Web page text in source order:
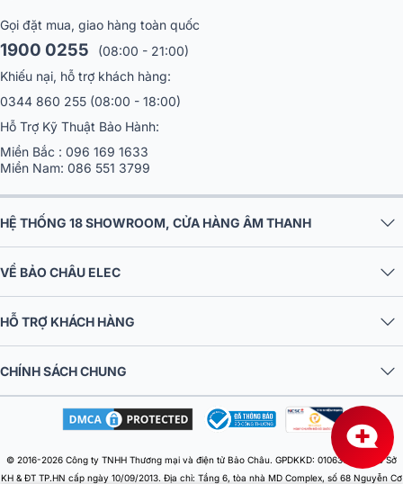
Gọi đặt mua, giao hàng toàn quốc
1900 0255
(08:00 - 21:00)
Khiếu nại, hỗ trợ khách hàng:
0344 860 255 (08:00 - 18:00)
Hỗ Trợ Kỹ Thuật Bảo Hành:
Miền Bắc : 096 169 1633
Miền Nam: 086 551 3799
HỆ THỐNG 18 SHOWROOM, CỬA HÀNG ÂM THANH
VỀ BẢO CHÂU ELEC
HỖ TRỢ KHÁCH HÀNG
CHÍNH SÁCH CHUNG
© 2016-2026 Công ty TNHH Thương mại và điện tử Bảo Châu. GPDKKD: 0106303879 do Sở
KH & ĐT TP.HN cấp ngày 10/09/2013. Địa chỉ: Tầng 6, tòa nhà MD Complex, số 68 Nguyễn Cơ